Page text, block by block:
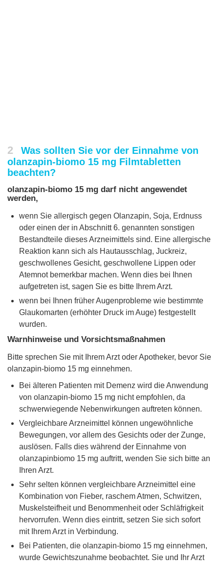
2
Was sollten Sie vor der Einnahme von
olanzapin-biomo 15 mg Filmtabletten
beachten?
olanzapin-biomo 15 mg darf nicht angewendet
werden,
wenn Sie allergisch gegen Olanzapin, Soja, Erdnuss
oder einen der in Abschnitt 6. genannten sonstigen
Bestandteile dieses Arzneimittels sind. Eine allergische
Reaktion kann sich als Hautausschlag, Juckreiz,
geschwollenes Gesicht, geschwollene Lippen oder
Atemnot bemerkbar machen. Wenn dies bei Ihnen
aufgetreten ist, sagen Sie es bitte Ihrem Arzt.
wenn bei Ihnen früher Augenprobleme wie bestimmte
Glaukomarten (erhöhter Druck im Auge) festgestellt
wurden.
Warnhinweise und Vorsichtsmaßnahmen
Bitte sprechen Sie mit Ihrem Arzt oder Apotheker, bevor Sie
olanzapin-biomo 15 mg einnehmen.
Bei älteren Patienten mit Demenz wird die Anwendung
von olanzapin-biomo 15 mg nicht empfohlen, da
schwerwiegende Nebenwirkungen auftreten können.
Vergleichbare Arzneimittel können ungewöhnliche
Bewegungen, vor allem des Gesichts oder der Zunge,
auslösen. Falls dies während der Einnahme von
olanzapinbiomo 15 mg auftritt, wenden Sie sich bitte an
Ihren Arzt.
Sehr selten können vergleichbare Arzneimittel eine
Kombination von Fieber, raschem Atmen, Schwitzen,
Muskelsteifheit und Benommenheit oder Schläfrigkeit
hervorrufen. Wenn dies eintritt, setzen Sie sich sofort
mit Ihrem Arzt in Verbindung.
Bei Patienten, die olanzapin-biomo 15 mg einnehmen,
wurde Gewichtszunahme beobachtet. Sie und Ihr Arzt